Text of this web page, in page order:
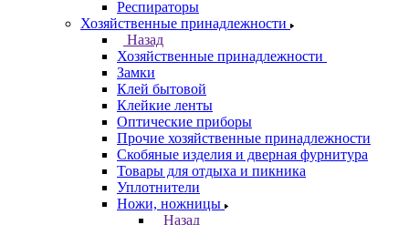
Респираторы
Хозяйственные принадлежности
Назад
Хозяйственные принадлежности
Замки
Клей бытовой
Клейкие ленты
Оптические приборы
Прочие хозяйственные принадлежности
Скобяные изделия и дверная фурнитура
Товары для отдыха и пикника
Уплотнители
Ножи, ножницы
Назад